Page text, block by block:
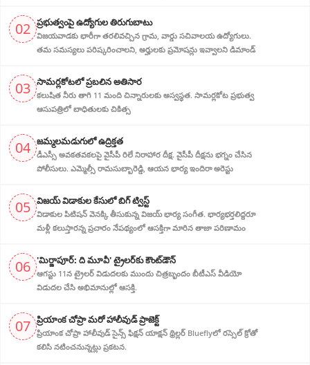
02 ప్ర‌భుత్వంపై ఉద్యోగుల తిరుగుబాటు
విజయవాడకు భారీగా తరలివచ్చిన గ్రామ‌, వార్డు సచివాలయ ఉద్యోగులు.
తమ సమస్యలు పరిష్కరించాలని, అర్హుల‌కు ప్రమోషన్లు ఇవ్వాలని డిమాండ్
03 సామర్లకోటలో ప్రబలిన అతిసార
కలుషిత నీరు తాగి 11 మంది చిన్నారులకు అస్వస్థత. సామర్లకోట ప్రభుత్వ
ఆసుపత్రిలో బాధితులకు చికిత్స
04 జ‌మ్మ‌ల‌మ‌డుగులో ఉద్రిక్త‌త‌
డీఎస్సీ అవ‌క‌త‌వ‌క‌ల‌పై వైసీపీ రిలే నిరాహార‌ దీక్ష‌. వైసీపీ దీక్ష‌ను భ‌గ్నం చేసిన
పోలీసులు. ఎమ్మెల్సీ రామసుబ్బారెడ్డి, ఆయ‌న‌ భార్య ఇందిరా అరెస్టు
05 విజ‌య్ విడాకుల కేసులో బిగ్ ట్విస్ట్‌
విడాకుల‌ పిటిషన్ వెన‌క్కి తీసుకున్న విజ‌య్ భార్య‌ సంగీత. భార్య‌భ‌ర్త‌లిద్ద‌రూ
మళ్లీ కలుస్తారన్న ప్రచారం నేపథ్యంలో ఆస‌క్తిగా మారిన తాజా పరిణామం
06 'మిర్జాపూర్: ది మూవీ' ట్రైలర్‌కు కౌంట్‌డౌన్
ఆగస్టు 11న ట్రైలర్ విడుదలకు ముందు చిత్రబృందం బీటీఎస్ వీడియో
విడుదల చేసి అభిమానుల్లో ఆసక్తి.
07 ప్రియాంక చోప్రా మరో హాలీవుడ్ ప్రాజెక్ట్
ప్రియాంక చోప్రా హాలీవుడ్ సైన్స్ ఫిక్షన్ యాక్షన్ థ్రిల్లర్ Blueflyలో రస్సెల్ క్రోతో
కలిసి నటించనున్నట్లు ప్రకటన.